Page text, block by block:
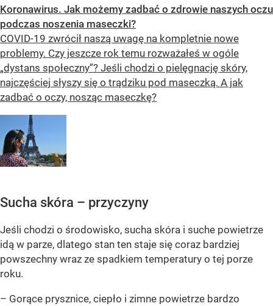
Koronawirus. Jak możemy zadbać o zdrowie naszych oczu
podczas noszenia maseczki?
COVID-19 zwrócił naszą uwagę na kompletnie nowe
problemy. Czy jeszcze rok temu rozważałeś w ogóle
„dystans społeczny”? Jeśli chodzi o pielęgnację skóry,
najczęściej słyszy się o trądziku pod maseczką. A jak
zadbać o oczy, nosząc maseczkę?
Sucha skóra – przyczyny
Jeśli chodzi o środowisko, sucha skóra i suche powietrze
idą w parze, dlatego stan ten staje się coraz bardziej
powszechny wraz ze spadkiem temperatury o tej porze
roku.
– Gorące prysznice, ciepło i zimne powietrze bardzo